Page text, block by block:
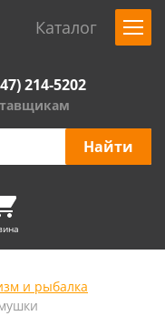
Каталог
214-5202
и рыбалка